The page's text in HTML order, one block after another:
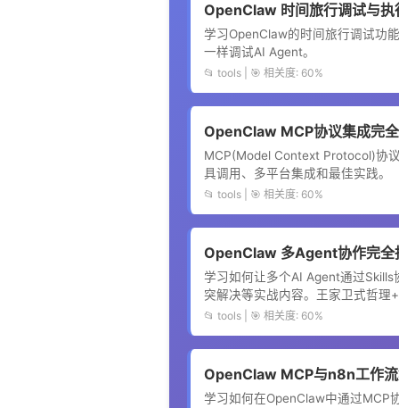
OpenClaw 时间旅行调试与执
学习OpenClaw的时间旅行调试功
一样调试AI Agent。
📂 tools | 🎯 相关度: 60%
OpenClaw MCP协议集成完
MCP(Model Context Protocol)协
具调用、多平台集成和最佳实践。
📂 tools | 🎯 相关度: 60%
OpenClaw 多Agent协作完全
学习如何让多个AI Agent通过
突解决等实战内容。王家卫式哲理
📂 tools | 🎯 相关度: 60%
OpenClaw MCP与n8n工作
学习如何在OpenClaw中通过MCP